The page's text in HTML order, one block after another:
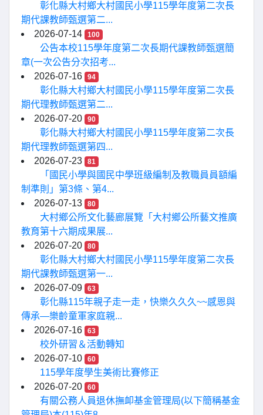
彰化縣大村鄉大村國民小學115學年度第二次長
期代課教師甄選第二...
2026-07-14
100
公告本校115學年度第二次長期代課教師甄選簡
章(一次公告分次招考...
2026-07-16
94
彰化縣大村鄉大村國民小學115學年度第二次長
期代理教師甄選第二...
2026-07-20
90
彰化縣大村鄉大村國民小學115學年度第二次長
期代理教師甄選第四...
2026-07-23
81
「國民小學與國民中學班級編制及教職員員額編
制準則」第3條、第4...
2026-07-13
80
大村鄉公所文化藝廊展覽「大村鄉公所藝文推廣
教育第十六期成果展...
2026-07-20
80
彰化縣大村鄉大村國民小學115學年度第二次長
期代課教師甄選第一...
2026-07-09
63
彰化縣115年親子走一走，快樂久久久~~感恩與
傳承—樂齡童軍家庭親...
2026-07-16
63
校外研習＆活動轉知
2026-07-10
60
115學年度學生美術比賽修正
2026-07-20
60
有關公務人員退休撫卹基金管理局(以下簡稱基金